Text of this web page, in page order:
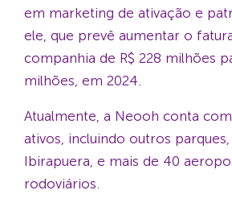
em marketing de ativação e
ele, que prevê aumentar o
companhia de R$ 228 milhões
milhões, em 2024.
Atualmente, a Neooh conta
ativos, incluindo outros
Ibirapuera, e mais de 40
rodoviários.